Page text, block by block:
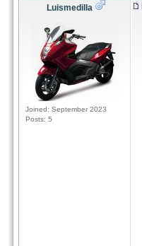
Luismedilla
Joined: September 2023
Posts: 5